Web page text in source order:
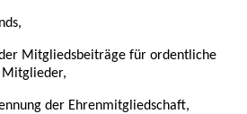
Mitgliedsbeiträge für ordentliche
Mitglieder,
der Ehrenmitgliedschaft,